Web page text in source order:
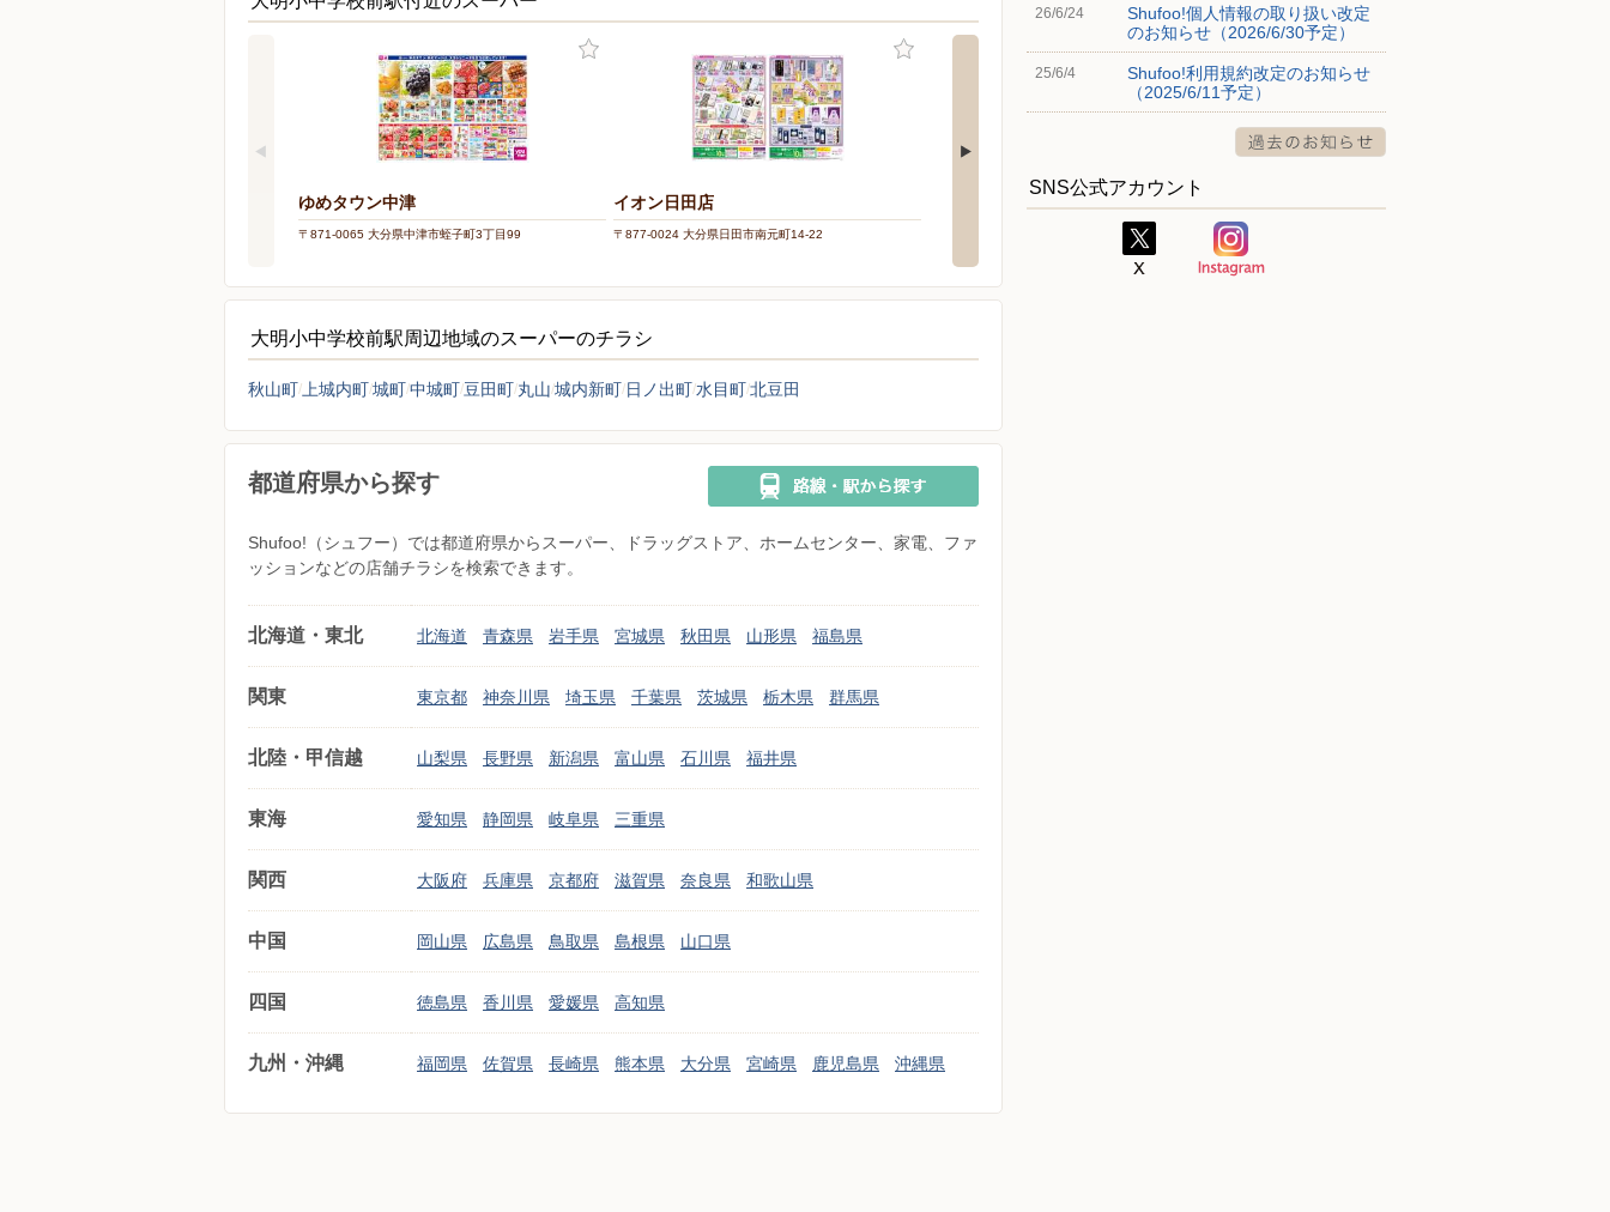
ゆめタウン中津
〒871-0065 大分県中津市蛭子町3丁目99
イオン日田店
〒877-0024 大分県日田市南元町14-22 〒877-0000 大分県日田市大字十二町岸高564番地-1 〒877-0000 大分県日田市大字渡里字上瀬井手71番地1
大明小中学校前駅周辺地域のスーパーのチラシ
秋山町 上城内町城町中城町 豆田町 丸山 城内新町 日ノ出町水目町北豆田
都道府県から探す
Shufoo!（シュフー）では都道府県からスーパー、ドラッグストア、ホームセンター、家電、ファ
ッションなどの店舗チラシを検索できます。
北海道・東北 北海道 青森県 岩手県 宮城県 秋田県 山形県 福島県
関東 東京都 神奈川県 埼玉県 千葉県 茨城県 栃木県 群馬県
北陸・甲信越 山梨県 長野県 新潟県 富山県 石川県 福井県
東海 愛知県 静岡県 岐阜県 三重県
関西 大阪府 兵庫県 京都府 滋賀県 奈良県 和歌山県
中国 岡山県 広島県 鳥取県 島根県 山口県
四国 徳島県 香川県 愛媛県 高知県
九州・沖縄 福岡県 佐賀県 長崎県 熊本県 大分県 宮崎県 鹿児島県 沖縄県
26/6/24
Shufoo!個人情報の取り扱い改定
のお知らせ（2026/6/30予定）
25/6/4
Shufoo!利用規約改定のお知らせ
（2025/6/11予定）
SNS公式アカウント